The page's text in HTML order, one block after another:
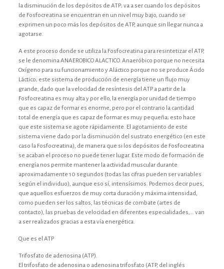
la disminución de los depósitos de ATP; va a ser cuando los depósitos
de Fosfocreatina se encuentran en un nivel muy bajo, cuando se
exprimen un poco más los depósitos de ATP, aunque sin llegar nunca a
agotarse.
A este proceso donde se utiliza la Fosfocreatina para resintetizar el ATP,
se le denomina ANAEROBICO ALACTICO. Anaeróbico porque no necesita
Oxígeno para su funcionamiento y Aláctico porque no se produce Ácido
Láctico; este sistema de producción de energía tiene un flujo muy
grande, dado que la velocidad de resíntesis del ATP a partir de la
Fosfocreatina es muy alta y por ello, la energía por unidad de tiempo
que es capaz de formar es enorme, pero por el contrario la cantidad
total de energía que es capaz de formar es muy pequeña; esto hace
que este sistema se agote rápidamente. El agotamiento de este
sistema viene dado por la disminución del sustrato energético (en este
caso la Fosfocreatina), de manera que si los depósitos de Fosfocreatina
se acaban el proceso no puede tener lugar. Este modo de formación de
energía nos permite mantener la actividad muscular durante
aproximadamente 10 segundos (todas las cifras pueden ser variables
según el individuo), aunque eso sí, intensísimos. Podemos decir pues,
que aquellos esfuerzos de muy corta duración y máxima intensidad,
como pueden ser los saltos, las técnicas de combate (artes de
contacto), las pruebas de velocidad en diferentes especialidades,… van
a ser realizados gracias a esta vía energética.
Que es el ATP
Trifosfato de adenosina (ATP).
El trifosfato de adenosina o adenosina trifosfato (ATP, del inglés